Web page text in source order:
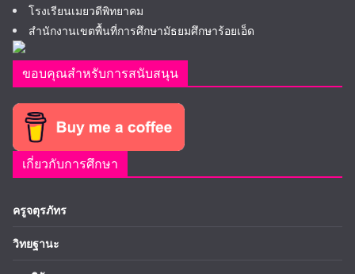
โรงเรียนเมยวดีพิทยาคม
สำนักงานเขตพื้นที่การศึกษามัธยมศึกษาร้อยเอ็ด
ขอบคุณสำหรับการสนับสนุน
เกี่ยวกับการศึกษา
ครูจตุรภัทร
วิทยฐานะ